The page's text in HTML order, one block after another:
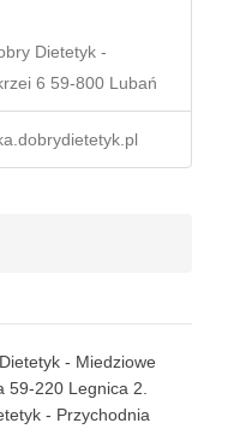
Dietetyk -
6 59-800 Lubań
- Miedziowe
220 Legnica 2.
- Przychodnia